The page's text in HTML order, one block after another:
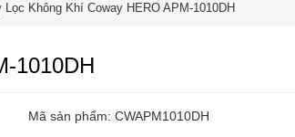
Lọc Không Khí Coway HERO APM-1010DH
1010DH
Mã sản phẩm: CWAPM1010DH